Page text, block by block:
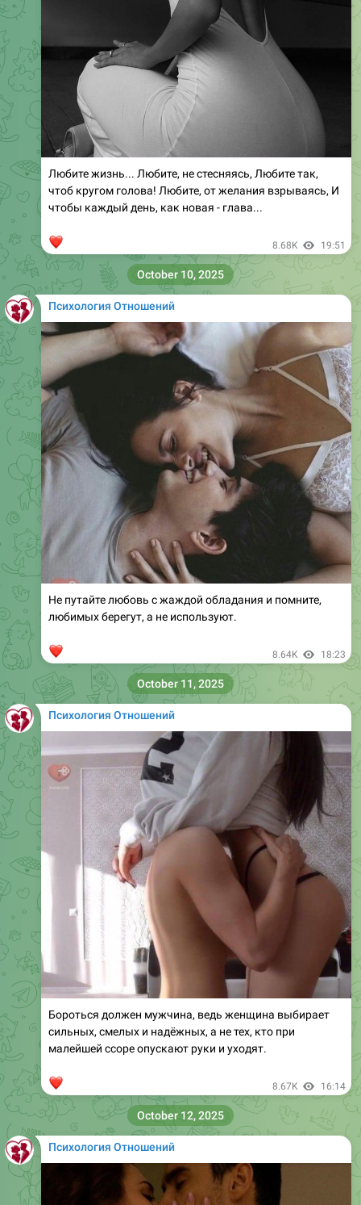
Любите жизнь... Любите, не стесняясь, Любите так,
чтоб кругом голова! Любите, от желания взрываясь, И
чтобы каждый день, как новая - глава...
8.68K 19:51
Психология Отношений
Не путайте любовь с жаждой обладания и помните,
любимых берегут, а не используют.
8.64K 18:23
October 10, 2025
Психология Отношений
Бороться должен мужчина, ведь женщина выбирает
сильных, смелых и надёжных, а не тех, кто при
малейшей ссоре опускают руки и уходят.
8.67K 16:14
October 11, 2025
Психология Отношений
October 12, 2025